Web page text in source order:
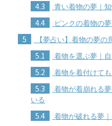
4.3 青い着物の夢｜
4.4 ピンクの着物の
5 【夢占い】着物の夢の
5.1 着物を選ぶ夢｜
5.2 着物を着付けて
5.3
着物が着崩れる
いる
5.4 着物が破れる夢